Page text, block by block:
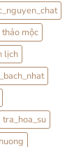
mộc
lịch
tra_hoa_su